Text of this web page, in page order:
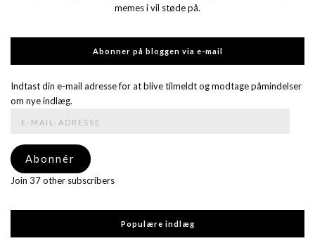
memes i vil støde på.
Abonner på bloggen via e-mail
Indtast din e-mail adresse for at blive tilmeldt og modtage påmindelser
om nye indlæg.
adresse
Abonnér
Join 37 other subscribers
Populære indlæg